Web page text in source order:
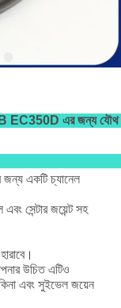
এর জন্য যৌথ
জন্য একটি চ্যানেল
সেন্টার জয়েন্ট সহ
উচিত এটিও
এবং সুইভেল জয়েন